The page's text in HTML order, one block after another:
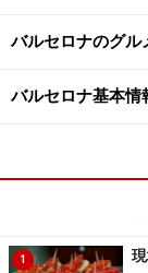
この建築物の
ック業を営ん
何学模様と絵
の面影を再現
バルセロナのグル
バルセロナ基本情
1